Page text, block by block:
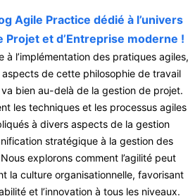
Agile Practice dédié à l’univers
Projet et d’Entreprise moderne !
à l’implémentation des pratiques agiles,
de cette philosophie de travail
va bien au-delà de la gestion de projet.
les techniques et les processus agiles
à divers aspects de la gestion
stratégique à la gestion des
explorons comment l’agilité peut
la culture organisationnelle, favorisant
et l’innovation à tous les niveaux.